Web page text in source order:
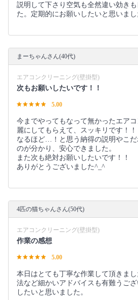
説明して下さり空気も全然違い効き
た。定期的にお願いしたいと思いまし
まーちゃんさん(40代)
エアコンクリーニング(壁掛型)
次もお願いしたいです！！
5.00
今までやってもなって無かったエア
麗にしてもらえて、スッキリです！！
なるほど…！と思う納得の説明やこ
のが分かり、安心できました。
また次も絶対お願いしたいです！！
ありがとうございました^_^
4匹の猫ちゃんさん(50代)
エアコンクリーニング(壁掛型)
作業の感想
5.00
本日はとても丁寧な作業して頂きま
法など細かいアドバイスも有難うご
したいと思いました。